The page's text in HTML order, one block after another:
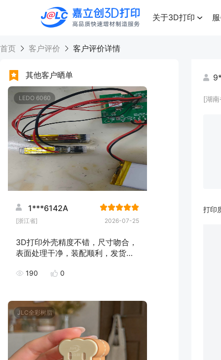
高品质快速增材制造服务
关于3D打印
首页 客户评价 客户评价详情
其他客户晒单
LEDO 6060
1***6142A
[浙江省] 2026-07-25
3D打印外壳精度不错，尺寸吻合，
表面处理干净，装配顺利，发货速
190 0
JLC全彩树脂
[湖
打印